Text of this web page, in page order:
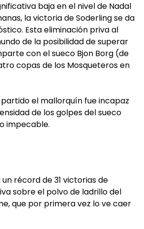
baja en el nivel de Nadal
la victoria de Soderling se da
Esta eliminación priva al
de la posibilidad de superar
con el sueco Bjon Borg (de
copas de los Mosqueteros en
partido el mallorquín fue incapaz
de los golpes del sueco
impecable.
récord de 31 victorias de
sobre el polvo de ladrillo del
que por primera vez lo ve caer